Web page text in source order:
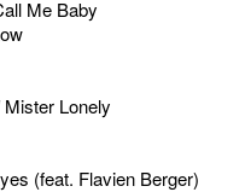
Me Baby
Lonely
(feat. Flavien Berger)